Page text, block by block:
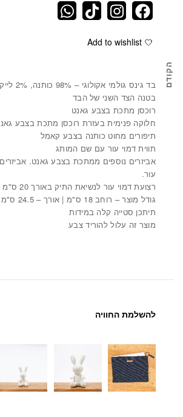
Add to wishlist
בד גינס גולמי אקולוגי – 98% כותנה, 2% לייקרה.
בטנה הצד השני של הבד
רוכסן מתכת בצבע גאנט
חלוקה פנימית בעזרת רוכסן מתכת בצבע
תיפורים מחוט כותנה בצבע קאמל
תווית דמוי עור עם שם המותג
אביזרים נוספים ממתכת בצבע גאנט.
עור.
רצועת דמוי עור לנשיאת התיק באורך 20 ס"מ
גודל מוצר – רוחב 18 ס"מ | אורך – 24.5 ס"מ
תיתכן סטייה קלה במידות
מוצר זה עלול להוריד צבע
הקודם
תיק קלאץ' מגינס לבן WHITE CLUTCH BAG
להשלמת החוויה